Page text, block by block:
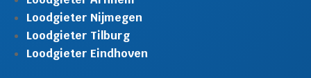
Loodgieter Nijmegen
Loodgieter Tilburg
Loodgieter Eindhoven